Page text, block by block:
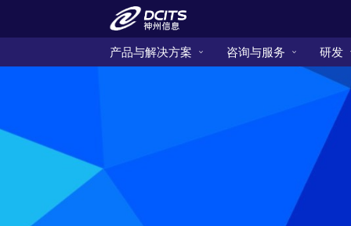
产品与解决方案 咨询与服务 研发